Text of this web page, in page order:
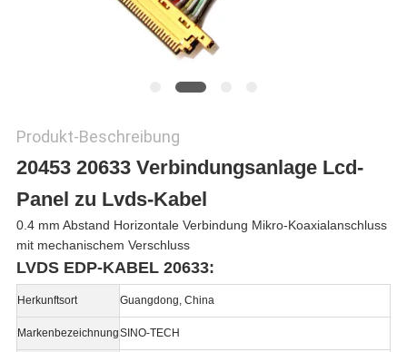
Produkt-Beschreibung
20453 20633 Verbindungsanlage Lcd-
Panel zu Lvds-Kabel
0.4 mm Abstand Horizontale Verbindung Mikro-Koaxialanschluss
mit mechanischem Verschluss
LVDS EDP-KABEL 20633:
Herkunftsort Guangdong, China
MarkenbezeichnungSINO-TECH